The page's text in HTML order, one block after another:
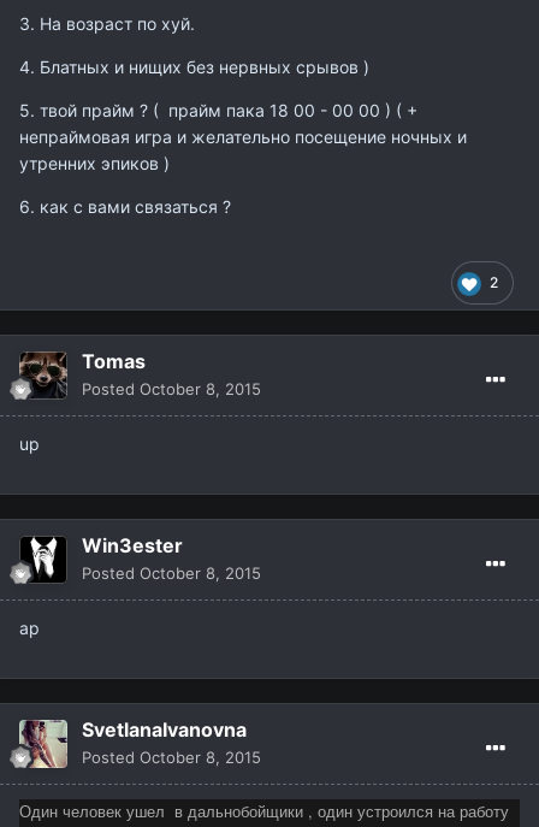
3. На возраст по хуй.
4. Блатных и нищих без нервных срывов )
5. твой прайм ? ( прайм пака 18 00 - 00 00 ) ( +
непраймовая игра и желательно посещение ночных и
утренних эпиков )
6. как с вами связаться ?
2
Tomas
Posted October 8, 2015
up
Win3ester
Posted October 8, 2015
ap
SvetlanaIvanovna
Posted October 8, 2015
Один человек ушел в дальнобойщики , один устроился на работу